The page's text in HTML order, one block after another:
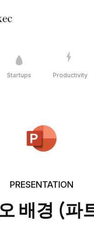
Startups Productivity
PRESENTATION
배경 (파